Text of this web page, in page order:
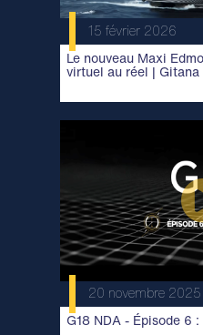
15 février 2026
Le nouveau Maxi
virtuel au réel | Gitana
20 novembre 2025
G18 NDA - Épisode 6